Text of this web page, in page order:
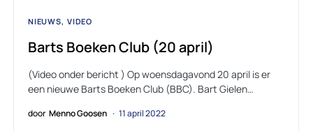
NIEUWS VIDEO
Barts Boeken Club (20 april)
(Video onder bericht ) Op woensdagavond 20 april is er
een nieuwe Barts Boeken Club (BBC). Bart Gielen…
door Menno Goosen 11 april 2022